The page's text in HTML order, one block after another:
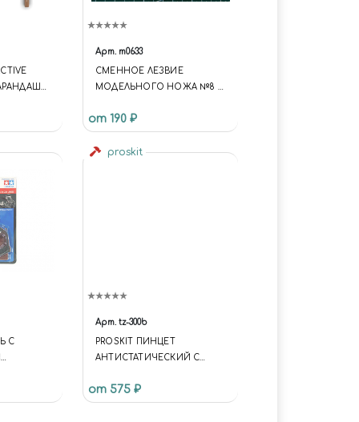
Арт. m0633
СМЕННОЕ ЛЕЗВИЕ
МОДЕЛЬНОГО НОЖА №8 10
от 190 ₽
С
proskit
Арт. tz-300b
PROSKIT ПИНЦЕТ
АНТИСТАТИЧЕСКИЙ С
(125ММ)
от 575 ₽